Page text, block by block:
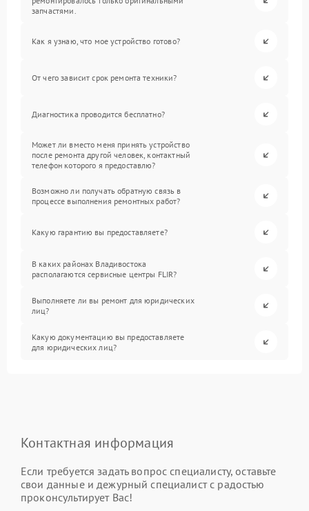
запчастями.
Как я узнаю, что мое устройство готово?
От чего зависит срок ремонта техники?
Диагностика проводится бесплатно?
Может ли вместо меня принять устройство
после ремонта другой человек, контактный
телефон которого я предоставлю?
Возможно ли получать обратную связь в
процессе выполнения ремонтных работ?
Какую гарантию вы предоставляете?
В каких районах Владивостока
располагаются сервисные центры FLIR?
Выполняете ли вы ремонт для юридических
лиц?
Какую документацию вы предоставляете
для юридических лиц?
Контактная информация
Если требуется задать вопрос специалисту, оставьте
свои данные и дежурный специалист с радостью
проконсультирует Вас!